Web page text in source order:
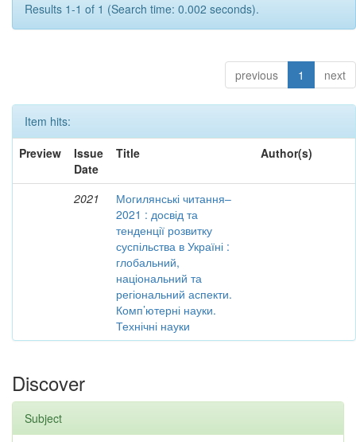
Results 1-1 of 1 (Search time: 0.002 seconds).
previous 1 next
Item hits:
Preview
Issue
Date
Title Author(s)
2021
Могилянські читання–
2021 : досвід та
тенденції розвитку
суспільства в Україні :
глобальний,
національний та
регіональний аспекти.
Комп’ютерні науки.
Технічні науки
Discover
Subject